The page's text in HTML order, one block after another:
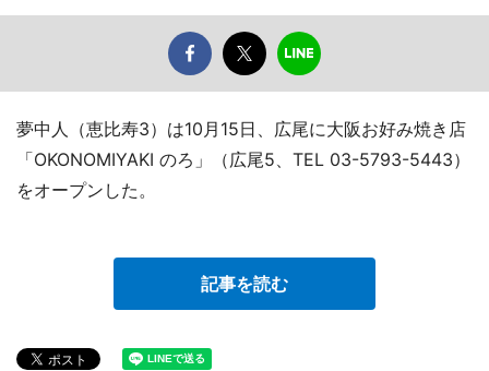
夢中人（恵比寿3）は10月15日、広尾に大阪お好み焼き店
「OKONOMIYAKI のろ」（広尾5、TEL 03-5793-5443）
をオープンした。
記事を読む